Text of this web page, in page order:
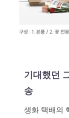
기대했던
송
생화 택배의